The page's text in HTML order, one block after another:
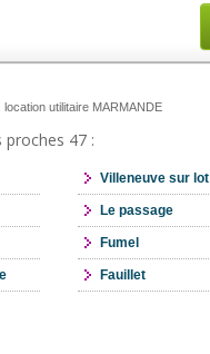
location utilitaire MARMANDE
proches 47 :
Villeneuve sur lot
Le passage
Fumel
Fauillet